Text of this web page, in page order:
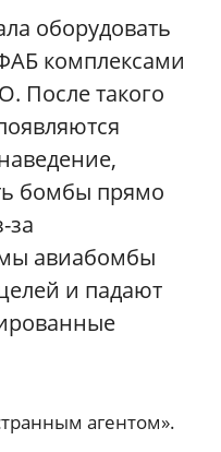
оборудовать
комплексами
После такого
бомбы прямо
за
авиабомбы
и падают
агентом».